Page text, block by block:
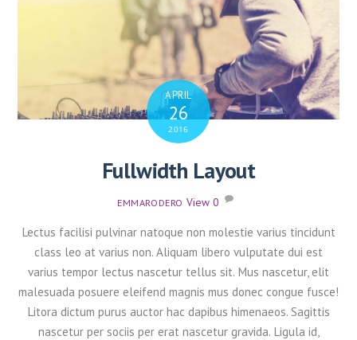
APRIL
26
2016
Fullwidth Layout
EMMARODERO View 0
Lectus facilisi pulvinar natoque non molestie varius tincidunt
class leo at varius non. Aliquam libero vulputate dui est
varius tempor lectus nascetur tellus sit. Mus nascetur, elit
malesuada posuere eleifend magnis mus donec congue fusce!
Litora dictum purus auctor hac dapibus himenaeos. Sagittis
nascetur per sociis per erat nascetur gravida. Ligula id,